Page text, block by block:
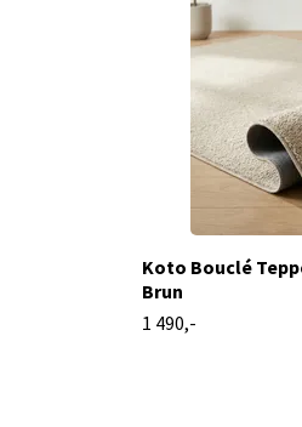
Koto Bouclé
Brun
1 490,-